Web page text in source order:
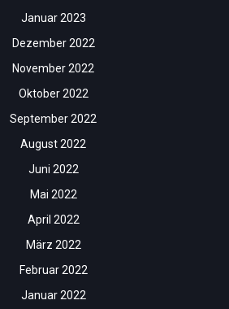
Januar 2023
Dezember 2022
November 2022
Oktober 2022
September 2022
August 2022
Juni 2022
Mai 2022
April 2022
März 2022
Februar 2022
Januar 2022